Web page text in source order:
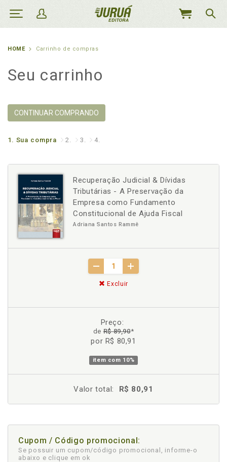
MEU
HOME Carrinho de compras
Seu carrinho
CONTINUAR COMPRANDO
1. Sua compra 2. 3. 4.
Recuperação Judicial & Dívidas
Tributárias - A Preservação da
Empresa como Fundamento
Constitucional de Ajuda Fiscal
Adriana Santos Rammê
Excluir
Preço:
deR$ 89,90*
por R$ 80,91
item com 10%
Valor total: R$ 80,91
Cupom / Código promocional:
Se possuir um cupom/código promocional, informe-o
abaixo e clique em ok